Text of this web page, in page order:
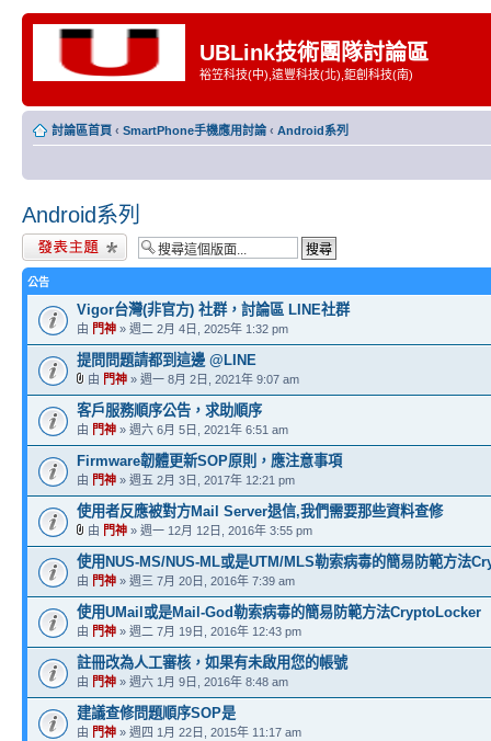
UBLink技術團隊討論區
裕笠科技(中),遠豐科技(北),鉅創科技(南)
討論區首頁 ‹ SmartPhone手機應用討論 ‹ Android系列
Android系列
發表新主題
公告
Vigor台灣(非官方) 社群，討論區 LINE社群
由 門神 » 週二 2月 4日, 2025年 1:32 pm
提問問題請都到這邊 @LINE
由 門神 » 週一 8月 2日, 2021年 9:07 am
客戶服務順序公告，求助順序
由 門神 » 週六 6月 5日, 2021年 6:51 am
Firmware韌體更新SOP原則，應注意事項
由 門神 » 週五 2月 3日, 2017年 12:21 pm
使用者反應被對方Mail Server退信,我們需要那些資料查修
由 門神 » 週一 12月 12日, 2016年 3:55 pm
使用NUS-MS/NUS-ML或是UTM/MLS勒索病毒的簡易防範方法
由 門神 » 週三 7月 20日, 2016年 7:39 am
使用UMail或是Mail-God勒索病毒的簡易防範方法CryptoLocker
由 門神 » 週二 7月 19日, 2016年 12:43 pm
註冊改為人工審核，如果有未啟用您的帳號
由 門神 » 週六 1月 9日, 2016年 8:48 am
建議查修問題順序SOP是
由 門神 » 週四 1月 22日, 2015年 11:17 am